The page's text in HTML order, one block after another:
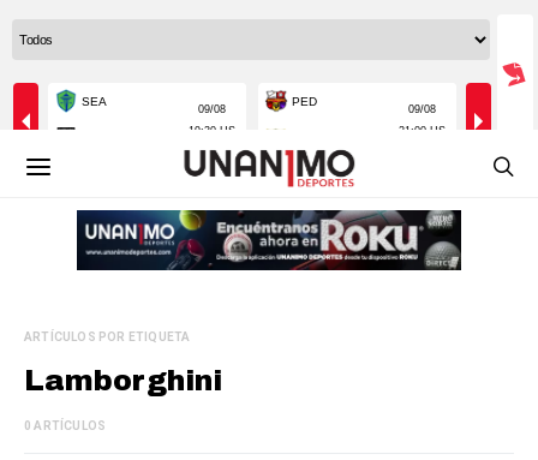
ARTÍCULOS POR ETIQUETA
Lamborghini
0 ARTÍCULOS